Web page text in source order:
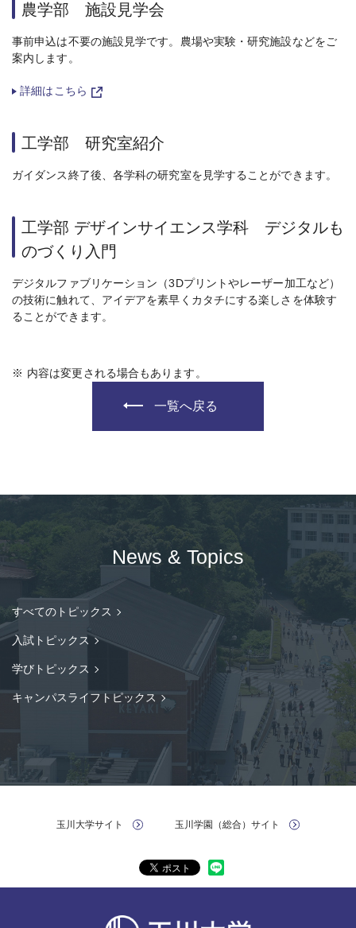
農学部 施設見学会
事前申込は不要の施設見学です。農場や実験・研究施設などをご
案内します。
詳細はこちら
工学部 研究室紹介
ガイダンス終了後、各学科の研究室を見学することができます。
工学部 デザインサイエンス学科 デジタルも
のづくり入門
デジタルファブリケーション（3Dプリントやレーザー加工など）
の技術に触れて、アイデアを素早くカタチにする楽しさを体験す
ることができます。
※ 内容は変更される場合もあります。
一覧へ戻る
News & Topics
すべてのトピックス
入試トピックス
学びトピックス
キャンパスライフトピックス
玉川大学サイト 玉川学園（総合）サイト